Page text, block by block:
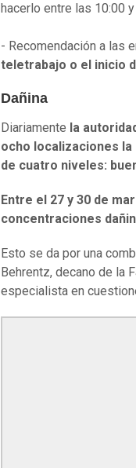
hacerlo entre las 10:00
- Recomendación a las
teletrabajo o el inicio
Dañina
Diariamente la
ocho localizaciones la
de cuatro niveles:
Entre el 27 y 30 de
concentraciones
Esto se da por una
Behrentz, decano de la
especialista en